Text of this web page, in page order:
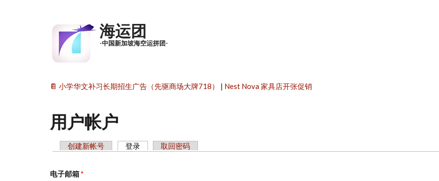
海运团
-中国新加坡海空运拼团-
📔 小学华文补习长期招生广告（先驱商场大牌718） | Nest Nova 家具店开张促销
用户帐户
创建新帐号 登录（活动标签）
取回密码
电子邮箱*